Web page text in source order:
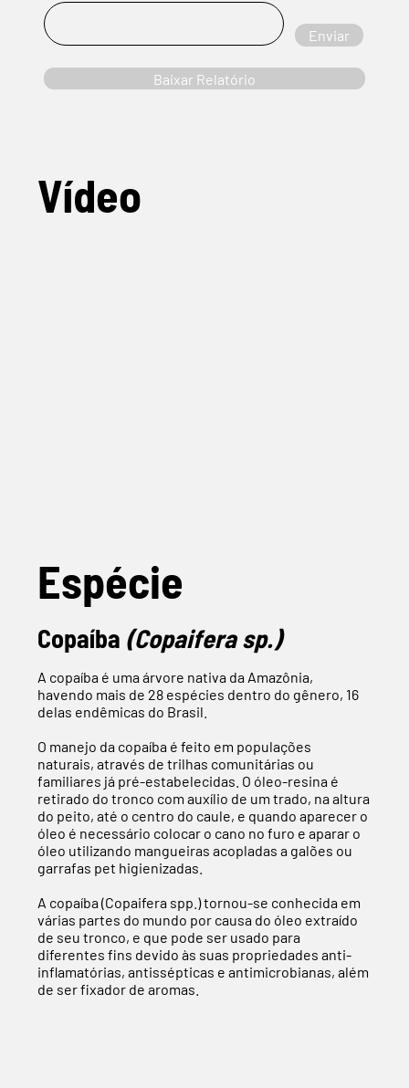
Enviar
Baixar Relatório
Vídeo
Espécie
Copaíba (Copaifera sp.)
A copaíba é uma árvore nativa da Amazônia,
havendo mais de 28 espécies dentro do gênero, 16
delas endêmicas do Brasil.
O manejo da copaíba é feito em populações
naturais, através de trilhas comunitárias ou
familiares já pré-estabelecidas. O óleo-resina é
retirado do tronco com auxílio de um trado, na altura
do peito, até o centro do caule, e quando aparecer o
óleo é necessário colocar o cano no furo e aparar o
óleo utilizando mangueiras acopladas a galões ou
garrafas pet higienizadas.
A copaíba (Copaifera spp.) tornou-se conhecida em
várias partes do mundo por causa do óleo extraído
de seu tronco, e que pode ser usado para
diferentes fins devido às suas propriedades anti-
inflamatórias, antissépticas e antimicrobianas, além
de ser fixador de aromas.